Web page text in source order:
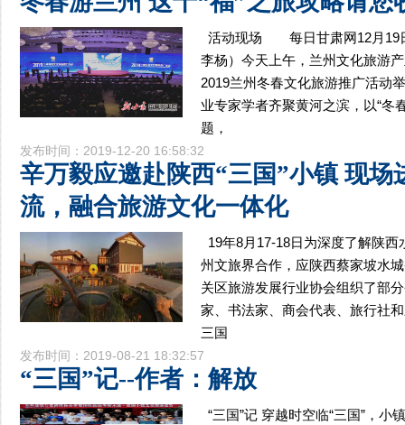
活动现场 每日甘肃网12月19
李杨）今天上午，兰州文化旅游
2019兰州冬春文化旅游推广活动
业专家学者齐聚黄河之滨，以“冬
题，
发布时间：2019-12-20 16:58:32
辛万毅应邀赴陕西“三国”小镇 现场
流，融合旅游文化一体化
19年8月17-18日为深度了解陕
州文旅界合作，应陕西蔡家坡水
关区旅游发展行业协会组织了部
家、书法家、商会代表、旅行社
三国
发布时间：2019-08-21 18:32:57
“三国”记--作者：解放
“三国”记 穿越时空临“三国”，小